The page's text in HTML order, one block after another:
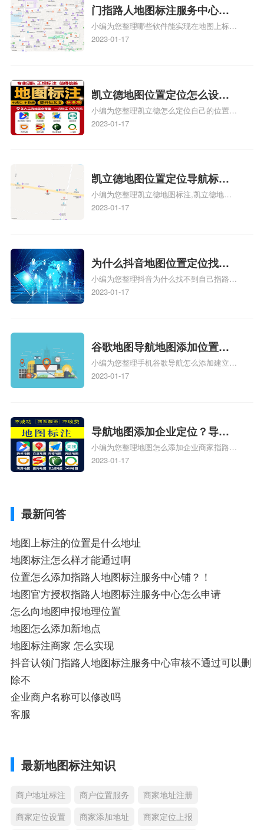
关地图标注知识，详情可查看下方正文！
门指路人地图标注服务中心地
图位置地址标记？门指路人地
图标注服务中心苹果地图位置
小编为您整理哪些软件能实现在地图上标记
门指路人地图标注服务中心位置、门指路人
门指路人地图标注服务中心地址标注上地图
怎么弄相关地图标注知识，详情可查看下方
正文！
2023-01-17
凯立德地图位置定位怎么设置
自己的指路人地图标注服务中
心名？凯立德地图位置定位怎
小编为您整理凯立德怎么定位自己的位置
啊、手机凯立德地图定位怎么设置往上走、
地图标注服务中心铺招牌相关地图标注知
识，详情可查看下方正文！
2023-01-17
凯立德地图位置定位导航标
注？凯立德地图位置定位,导航,
标注？
小编为您整理凯立德地图标注,凯立德地图
标注怎么做啊、凯立德地图标注,凯立德地
相关地图标注知识，详情可查看下方正文！
2023-01-17
为什么抖音地图位置定位找不
到了？抖音为什么找不到当前
定位了？
小编为您整理抖音为什么找不到自己指路人
地图标注服务中心铺的位置、地图位置更新
服务中心位置、抖音突然不显示定位了相关
地图标注知识，详情可查看下方正文！
2023-01-17
谷歌地图导航地图添加位置？
添加谷歌地图导航位置？
小编为您整理手机谷歌导航怎么添加建立多
人位置、如何在地图，谷歌地图添加公司位
2023-01-17
导航地图添加企业定位？导航
定位企业？
小编为您整理地图怎么添加企业商家指路人
地图标注服务中心铺名称、地图怎么添加企
2023-01-17
最新问答
地图上标注的位置是什么地址
地图标注怎么样才能通过啊
位置怎么添加指路人地图标注服务中心铺？！
地图官方授权指路人地图标注服务中心怎么申请
怎么向地图申报地理位置
地图怎么添加新地点
地图标注商家 怎么实现
抖音认领门指路人地图标注服务中心审核不通过可以删
除不
企业商户名称可以修改吗
客服
最新地图标注知识
商户地址标注 商户位置服务
商家地址注册
商家定位设置
商家添加地址 商家定位上报